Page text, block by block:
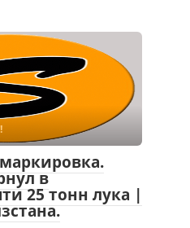
в
25 тонн лука |